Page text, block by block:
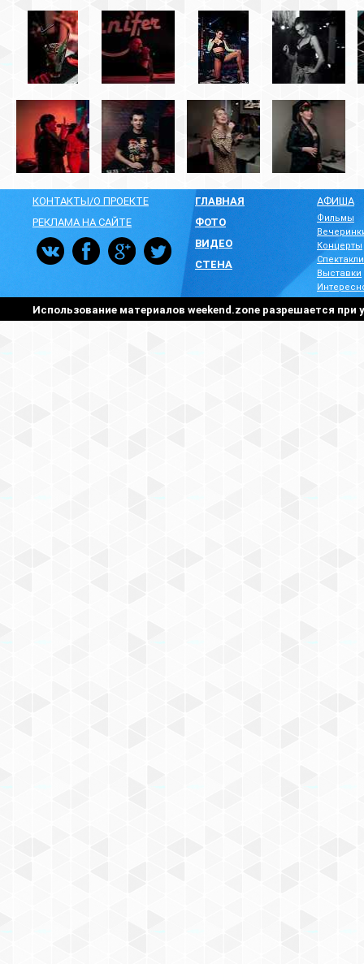
КОНТАКТЫ/О ПРОЕКТЕ
РЕКЛАМА НА САЙТЕ
ГЛАВНАЯ
ФОТО
ВИДЕО
СТЕНА
АФИША
Фильмы
Концерты
Спектакли
Выставки
Использование материалов weekend.zone разрешается